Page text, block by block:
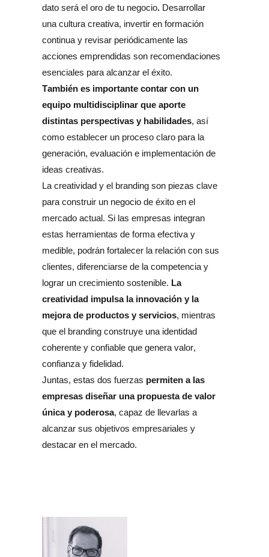
dato será el oro de tu negocio. Desarrollar
una cultura creativa, invertir en formación
continua y revisar periódicamente las
acciones emprendidas son recomendaciones
esenciales para alcanzar el éxito.
También es importante contar con un
equipo multidisciplinar que aporte
distintas perspectivas y habilidades, así
como establecer un proceso claro para la
generación, evaluación e implementación de
ideas creativas.
La creatividad y el branding son piezas clave
para construir un negocio de éxito en el
mercado actual. Si las empresas integran
estas herramientas de forma efectiva y
medible, podrán fortalecer la relación con sus
clientes, diferenciarse de la competencia y
lograr un crecimiento sostenible. La
creatividad impulsa la innovación y la
mejora de productos y servicios, mientras
que el branding construye una identidad
coherente y confiable que genera valor,
confianza y fidelidad.
Juntas, estas dos fuerzas permiten a las
empresas diseñar una propuesta de valor
única y poderosa, capaz de llevarlas a
alcanzar sus objetivos empresariales y
destacar en el mercado.